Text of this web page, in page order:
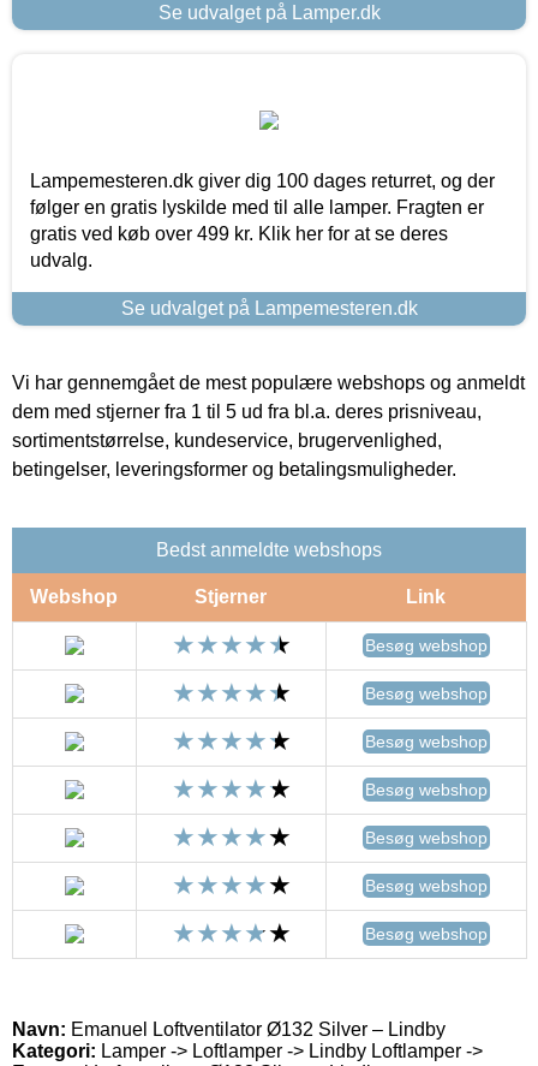
Se udvalget på Lamper.dk
Lampemesteren.dk giver dig 100 dages returret, og der
følger en gratis lyskilde med til alle lamper. Fragten er
gratis ved køb over 499 kr. Klik her for at se deres
udvalg.
Se udvalget på Lampemesteren.dk
Vi har gennemgået de mest populære webshops og anmeldt
dem med stjerner fra 1 til 5 ud fra bl.a. deres prisniveau,
sortimentstørrelse, kundeservice, brugervenlighed,
betingelser, leveringsformer og betalingsmuligheder.
Bedst anmeldte webshops
Webshop Stjerner Link
Besøg webshop
Besøg webshop
Besøg webshop
Besøg webshop
Besøg webshop
Besøg webshop
Besøg webshop
Navn: Emanuel Loftventilator Ø132 Silver – Lindby
Kategori: Lamper -> Loftlamper -> Lindby Loftlamper ->